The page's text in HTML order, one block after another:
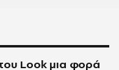
Look μια φορά